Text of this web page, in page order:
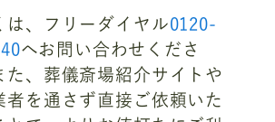
は、フリーダイヤル0120-
へお問い合わせくださ
た、葬儀斎場紹介サイトや
者を通さず直接ご依頼いた